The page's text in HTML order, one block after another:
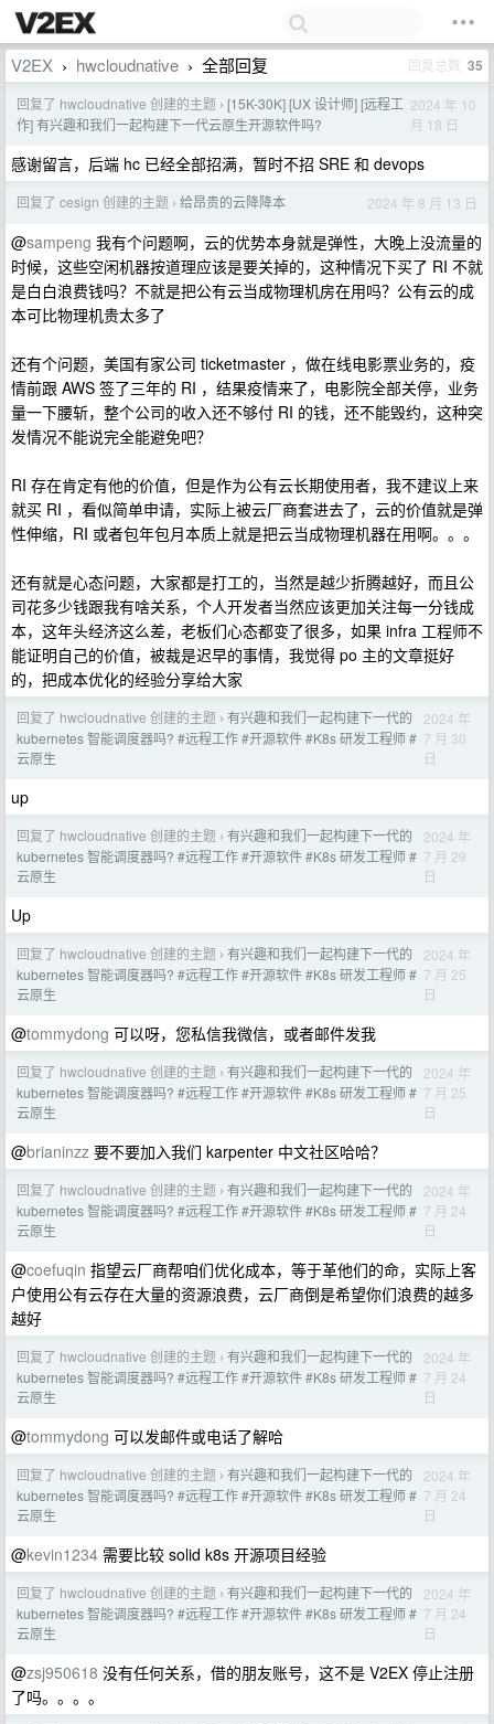
V2EX › hwcloudnative › 全部回复 回复总数 35
回复了 hwcloudnative 创建的主题 › [15K-30K] [UX 设计师] [远程工
作] 有兴趣和我们一起构建下一代云原生开源软件吗?
2024 年 10
月 18 日
感谢留言，后端 hc 已经全部招满，暂时不招 SRE 和 devops
回复了 cesign 创建的主题 › 给昂贵的云降降本 2024 年 8 月 13 日
@sampeng 我有个问题啊，云的优势本身就是弹性，大晚上没流量的
时候，这些空闲机器按道理应该是要关掉的，这种情况下买了 RI 不就
是白白浪费钱吗？不就是把公有云当成物理机房在用吗？公有云的成
本可比物理机贵太多了
还有个问题，美国有家公司 ticketmaster ，做在线电影票业务的，疫
情前跟 AWS 签了三年的 RI ，结果疫情来了，电影院全部关停，业务
量一下腰斩，整个公司的收入还不够付 RI 的钱，还不能毁约，这种突
发情况不能说完全能避免吧？
RI 存在肯定有他的价值，但是作为公有云长期使用者，我不建议上来
就买 RI ，看似简单申请，实际上被云厂商套进去了，云的价值就是弹
性伸缩，RI 或者包年包月本质上就是把云当成物理机器在用啊。。。
还有就是心态问题，大家都是打工的，当然是越少折腾越好，而且公
司花多少钱跟我有啥关系，个人开发者当然应该更加关注每一分钱成
本，这年头经济这么差，老板们心态都变了很多，如果 infra 工程师不
能证明自己的价值，被裁是迟早的事情，我觉得 po 主的文章挺好
的，把成本优化的经验分享给大家
回复了 hwcloudnative 创建的主题 › 有兴趣和我们一起构建下一代的
kubernetes 智能调度器吗? #远程工作 #开源软件 #K8s 研发工程师 #
云原生
2024 年
7 月 30
日
up
回复了 hwcloudnative 创建的主题 › 有兴趣和我们一起构建下一代的
kubernetes 智能调度器吗? #远程工作 #开源软件 #K8s 研发工程师 #
云原生
2024 年
7 月 29
日
Up
回复了 hwcloudnative 创建的主题 › 有兴趣和我们一起构建下一代的
kubernetes 智能调度器吗? #远程工作 #开源软件 #K8s 研发工程师 #
云原生
2024 年
7 月 25
日
@tommydong 可以呀，您私信我微信，或者邮件发我
回复了 hwcloudnative 创建的主题 › 有兴趣和我们一起构建下一代的
kubernetes 智能调度器吗? #远程工作 #开源软件 #K8s 研发工程师 #
云原生
2024 年
7 月 25
日
@brianinzz 要不要加入我们 karpenter 中文社区哈哈？
回复了 hwcloudnative 创建的主题 › 有兴趣和我们一起构建下一代的
kubernetes 智能调度器吗? #远程工作 #开源软件 #K8s 研发工程师 #
云原生
2024 年
7 月 24
日
@coefuqin 指望云厂商帮咱们优化成本，等于革他们的命，实际上客
户使用公有云存在大量的资源浪费，云厂商倒是希望你们浪费的越多
越好
回复了 hwcloudnative 创建的主题 › 有兴趣和我们一起构建下一代的
kubernetes 智能调度器吗? #远程工作 #开源软件 #K8s 研发工程师 #
云原生
2024 年
7 月 24
日
@tommydong 可以发邮件或电话了解哈
回复了 hwcloudnative 创建的主题 › 有兴趣和我们一起构建下一代的
kubernetes 智能调度器吗? #远程工作 #开源软件 #K8s 研发工程师 #
云原生
2024 年
7 月 24
日
@kevin1234 需要比较 solid k8s 开源项目经验
回复了 hwcloudnative 创建的主题 › 有兴趣和我们一起构建下一代的
kubernetes 智能调度器吗? #远程工作 #开源软件 #K8s 研发工程师 #
云原生
2024 年
7 月 24
日
@zsj950618 没有任何关系，借的朋友账号，这不是 V2EX 停止注册
了吗。。。。